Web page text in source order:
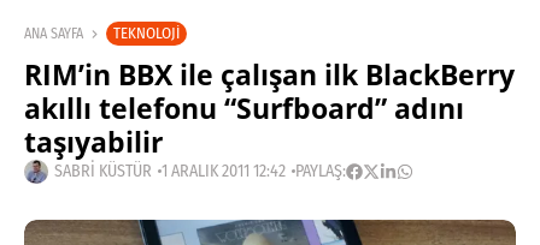
ANA SAYFA TEKNOLOJI
RIM’in BBX ile çalışan ilk BlackBerry
akıllı telefonu “Surfboard” adını
taşıyabilir
SABRI KÜSTÜR 1 ARALIK 2011 12:42 PAYLAŞ: